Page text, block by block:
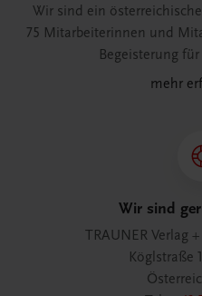
Wir sind ein
75 Mitarbeiterinnen und
Begeisterung
mehr
Wir sind
TRAUNER Verlag
Köglstraße